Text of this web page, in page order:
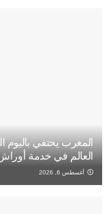
المغرب يحتفي باليوم
العالم في خدمة أوراش
أغسطس 6, 2026